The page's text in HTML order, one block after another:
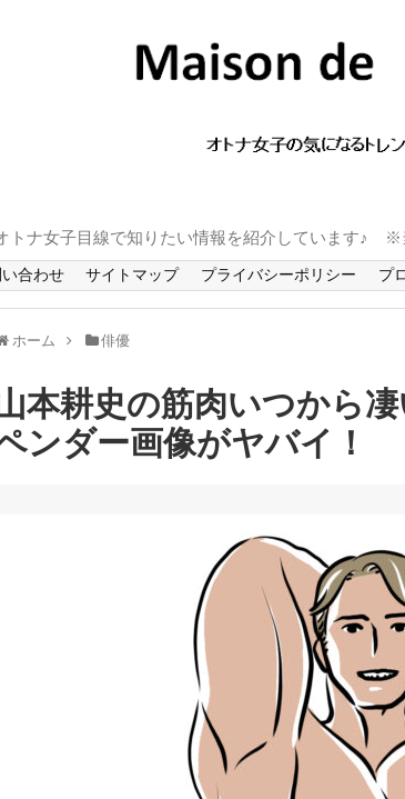
トナ女子目線で知りたい情報を紹介しています♪ ※
合わせ サイトマップ プライバシーポリシー プ
ホーム 俳優
本耕史の筋肉いつから
ンダー画像がヤバイ！